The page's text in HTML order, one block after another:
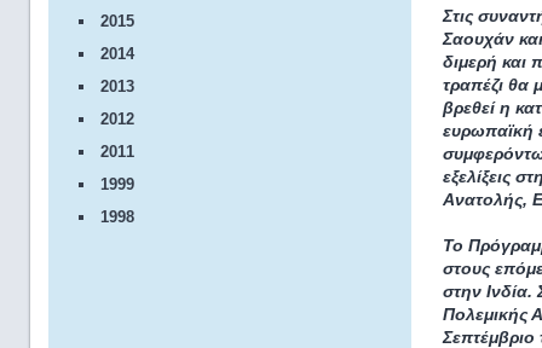
2015
2014
2013
2012
2011
1999
1998
Στις
Σαουχάν
διμερή και
τραπέζι θα
βρεθεί η
ευρωπαϊκή
εξελίξεις
Ανατολής,
Το
στους
στην
Πολεμικής